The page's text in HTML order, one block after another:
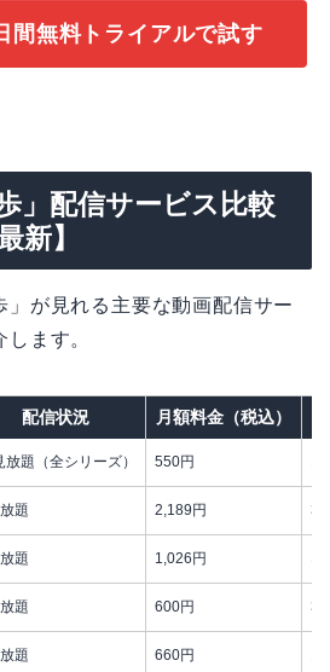
間無料トライアルで試す
」配信サービス比較
新】
」が見れる主要な動画配信サー
ます。
配信状況 月額料金（税込）
放題（全シリーズ） 550円
題 2,189円 31
題 1,026円 な
題 600円 30
題 660円